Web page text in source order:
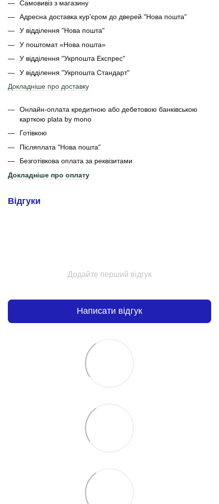
Самовивіз з магазину
Адресна доставка кур'єром до дверей "Нова пошта"
У відділення "Нова пошта"
У поштомат «Нова пошта»
У відділення "Укрпошта Експрес"
У відділення "Укрпошта Стандарт"
Докладніше про доставку
Онлайн-оплата кредитною або дебетовою банківською
карткою plata by mono
Готівкою
Післяплата "Нова пошта"
Безготівкова оплата за реквізитами
Докладніше про оплату
Відгуки
Додайте перший відгук
Написати відгук